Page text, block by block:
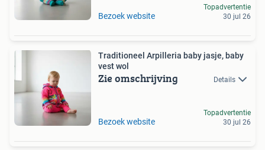
Bezoek website
Topadvertentie
30 jul 26
Traditioneel Arpilleria baby jasje, baby
vest wol
Zie omschrijving Details
Bezoek website
Topadvertentie
30 jul 26